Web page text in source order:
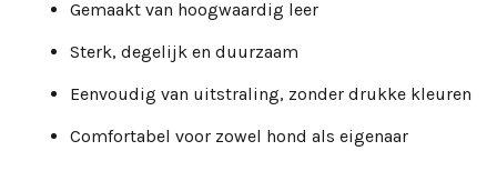
Gemaakt van hoogwaardig leer
Sterk, degelijk en duurzaam
Eenvoudig van uitstraling, zonder drukke kleuren
Comfortabel voor zowel hond als eigenaar